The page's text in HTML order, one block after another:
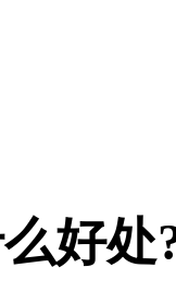
好处